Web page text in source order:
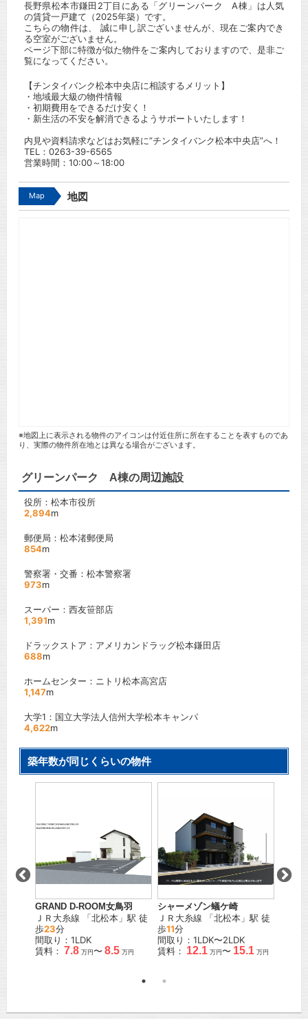
長野県松本市鎌田2丁目にある「グリーンパーク A棟」は人気
の賃貸一戸建て（2025年築）です。
こちらの物件は、 誠に申し訳ございませんが、現在ご案内でき
る空室がございません。
ページ下部に特徴が似た物件をご案内しておりますので、是非ご
覧になってください。
【チンタイバンク松本中央店に相談するメリット】
・地域最大級の物件情報
・初期費用をできるだけ安く！
・新生活の不安を解消できるようサポートいたします！
内見や資料請求などはお気軽に”チンタイバンク松本中央店”へ！
TEL： 0263-39-6565
営業時間：10:00～18:00
Map 地図
※地図上に表示される物件のアイコンは付近住所に所在することを表すものであ
り、実際の物件所在地とは異なる場合がございます。
グリーンパーク A棟の周辺施設
役所：松本市役所
2,894m
郵便局：松本渚郵便局
854m
警察署・交番：松本警察署
973m
スーパー：西友笹部店
1,391m
ドラックストア：アメリカンドラッグ松本鎌田店
688m
ホームセンター：ニトリ松本高宮店
1,147m
大学1：国立大学法人信州大学松本キャンパ
4,622m
築年数が同じくらいの物件
GRAND D-ROOM女鳥羽
ＪＲ大糸線 「北松本 」駅 徒
歩23分
間取り：1LDK
賃料： 7.8 万円〜 8.5 万円
シャーメゾン蟻ケ崎
ＪＲ大糸線 「北松本 」駅 徒
歩11分
間取り：1LDK〜2LDK
賃料： 12.1 万円〜 15.1 万円